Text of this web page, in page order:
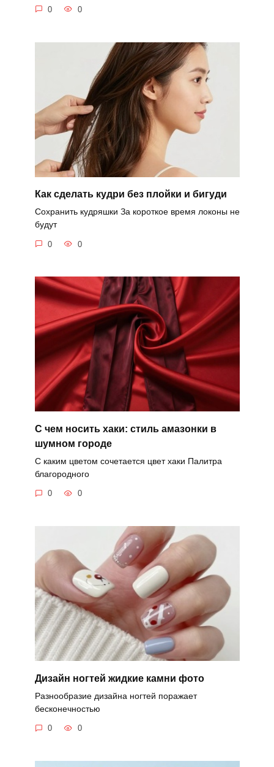
0 0
Как сделать кудри без плойки и бигуди
Сохранить кудряшки За короткое время локоны не
будут
0 0
С чем носить хаки: стиль амазонки в
шумном городе
С каким цветом сочетается цвет хаки Палитра
благородного
0 0
Дизайн ногтей жидкие камни фото
Разнообразие дизайна ногтей поражает
бесконечностью
0 0